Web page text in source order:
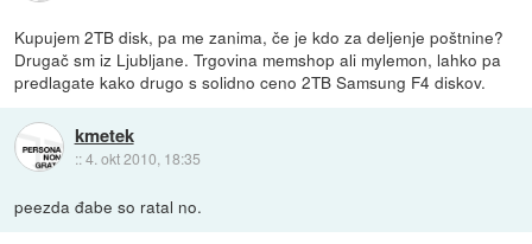
Kupujem 2TB disk, pa me zanima, če je kdo za deljenje poštnine?
Drugač sm iz Ljubljane. Trgovina memshop ali mylemon, lahko pa
predlagate kako drugo s solidno ceno 2TB Samsung F4 diskov.
kmetek
::4. okt 2010, 18:35
peezda đabe so ratal no.